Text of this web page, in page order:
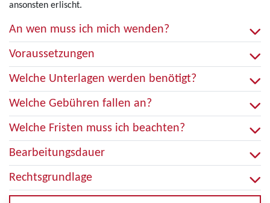
ansonsten erlischt.
An wen muss ich mich wenden?
Voraussetzungen
Welche Unterlagen werden benötigt?
Welche Gebühren fallen an?
Welche Fristen muss ich beachten?
Bearbeitungsdauer
Rechtsgrundlage